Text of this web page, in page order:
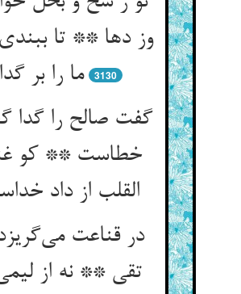
وز دها ** تا ببندی
ما را بر گدا
3130
گفت صالح را گدا
خطاست ** کو
القلب از داد
در قناعت
تقی ** نه از